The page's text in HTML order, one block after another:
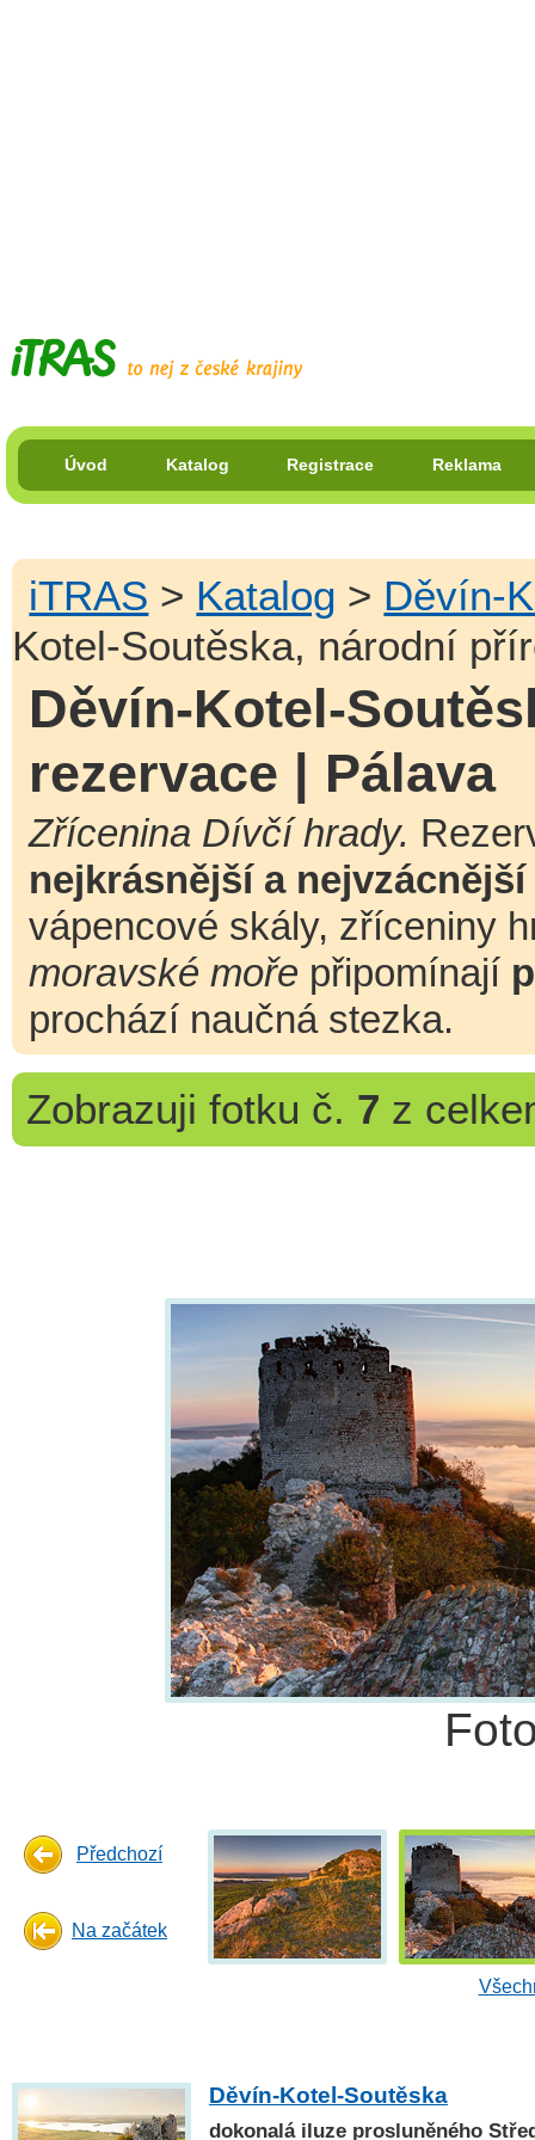
Úvod Katalog Registrace Reklama
iTRAS > Katalog > Děvín-
Kotel-Soutěska, národní
Děvín-Kotel-
rezervace | Pálava
Zřícenina Dívčí hrady.
nejkrásnější a nejvzácnější
vápencové skály, zříceniny
moravské moře připomínají
prochází naučná stezka.
Zobrazuji fotku č. 7 z
Předchozí
Na začátek
Děvín-Kotel-Soutěska
dokonalá iluze prosluněného